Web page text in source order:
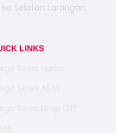
Selatan Larangan,
LINKS